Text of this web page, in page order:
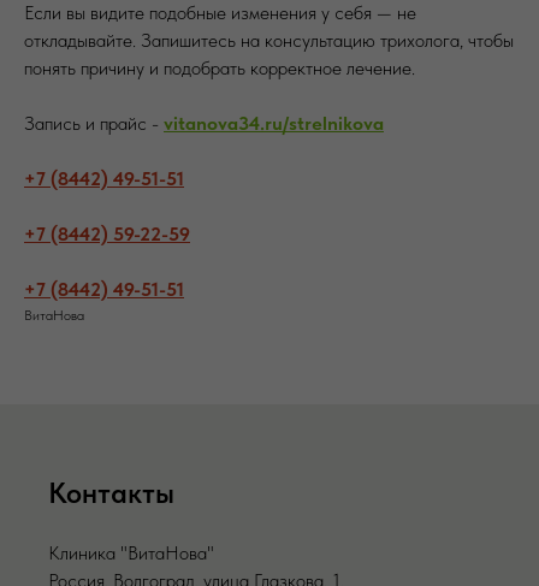
Если вы видите подобные изменения у себя — не
откладывайте. Запишитесь на консультацию трихолога, чтобы
понять причину и подобрать корректное лечение.
Запись и прайс - vitanova34.ru/strelnikova
+7 (8442) 49-51-51
+7 (8442) 59-22-59
+7 (8442) 49-51-51
ВитаНова
Контакты
Клиника "ВитаНова"
Россия, Волгоград, улица Глазкова, 1,